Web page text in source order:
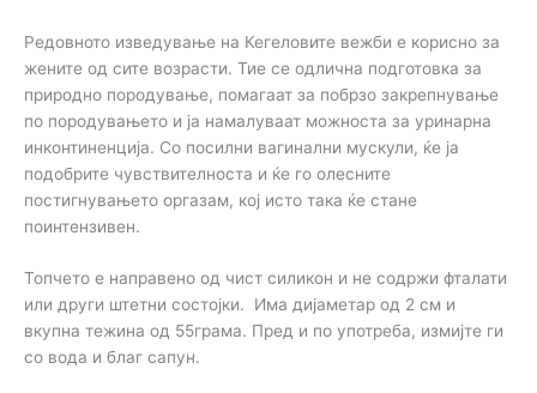
Редовното изведување на Кегеловите вежби е корисно за
жените од сите возрасти. Тие се одлична подготовка за
природно породување, помагаат за побрзо закрепнување
по породувањето и ја намалуваат можноста за уринарна
инконтиненција. Со посилни вагинални мускули, ќе ја
подобрите чувствителноста и ќе го олесните
постигнувањето оргазам, кој исто така ќе стане
поинтензивен.
Топчето е направено од чист силикон и не содржи фталати
или други штетни состојки. Има дијаметар од 2 см и
вкупна тежина од 55грама. Пред и по употреба, измијте ги
со вода и благ сапун.